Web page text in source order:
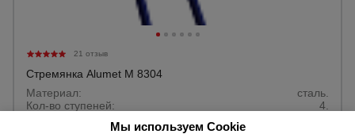
21 отзыв
Стремянка Alumet M 8304
Материал:
сталь.
Кол-во ступеней:
4.
Оборудование
Техника
для
Мы используем Cookie